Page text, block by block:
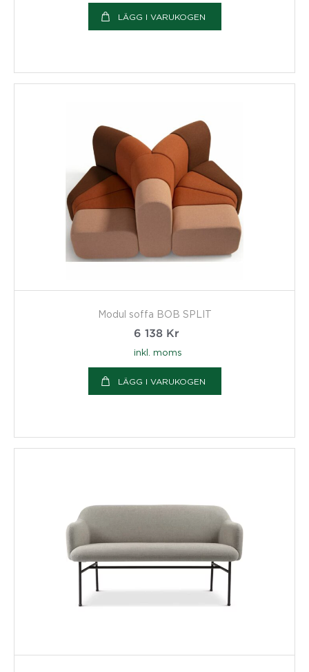
LÄGG I VARUKOGEN
Modul soffa BOB SPLIT
6 138 Kr
inkl. moms
LÄGG I VARUKOGEN